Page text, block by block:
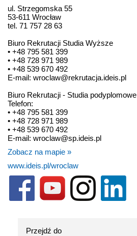
ul. Strzegomska 55
53-611 Wrocław
tel. 71 757 28 63
Biuro Rekrutacji Studia Wyższe
• +48 795 581 399
• +48 728 971 989
• +48 539 670 492
E-mail: wroclaw@rekrutacja.ideis.pl
Biuro Rekrutacji - Studia podyplomowe
Telefon:
• +48 795 581 399
• +48 728 971 989
• +48 539 670 492
E-mail: wroclaw@sp.ideis.pl
Zobacz na mapie »
www.ideis.pl/wroclaw
Przejdź do